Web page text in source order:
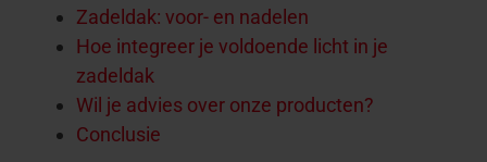
Zadeldak: voor- en nadelen
Hoe integreer je voldoende licht in je
zadeldak
Wil je advies over onze producten?
Conclusie